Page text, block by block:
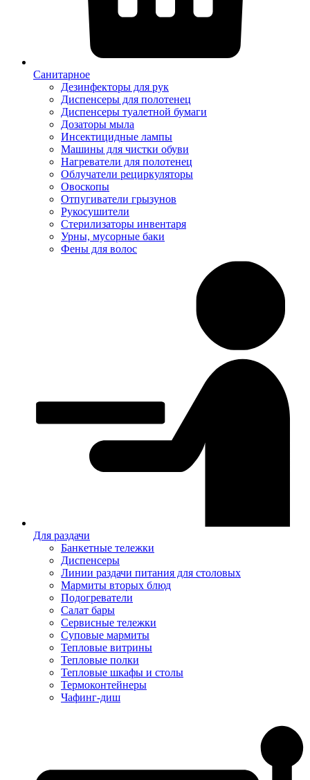
Санитарное
Дезинфекторы для рук
Диспенсеры для полотенец
Диспенсеры туалетной бумаги
Дозаторы мыла
Инсектицидные лампы
Машины для чистки обуви
Нагреватели для полотенец
Облучатели рециркуляторы
Овоскопы
Отпугиватели грызунов
Рукосушители
Стерилизаторы инвентаря
Урны, мусорные баки
Фены для волос
Для раздачи
Банкетные тележки
Диспенсеры
Линии раздачи питания для столовых
Мармиты вторых блюд
Подогреватели
Салат бары
Сервисные тележки
Суповые мармиты
Тепловые витрины
Тепловые полки
Тепловые шкафы и столы
Термоконтейнеры
Чафинг-диш